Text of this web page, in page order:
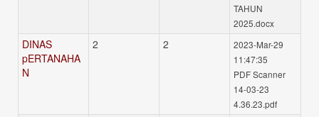
TAHUN
2025.docx
DINAS
pERTANAHA
N
2 2
2023-Mar-29
11:47:35
PDF Scanner
14-03-23
4.36.23.pdf